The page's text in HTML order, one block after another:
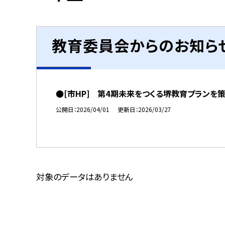
教育委員会からのお知ら
●[市HP] 第4期未来をつくる堺教育プランを策
公開日 2026/04/01 更新日 2026/03/27
対象のデータはありません